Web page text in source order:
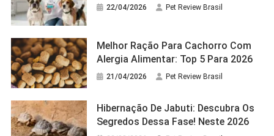
22/04/2026 Pet Review Brasil
Melhor Ração Para Cachorro Com
Alergia Alimentar: Top 5 Para 2026
21/04/2026 Pet Review Brasil
Hibernação De Jabuti: Descubra Os
Segredos Dessa Fase! Neste 2026